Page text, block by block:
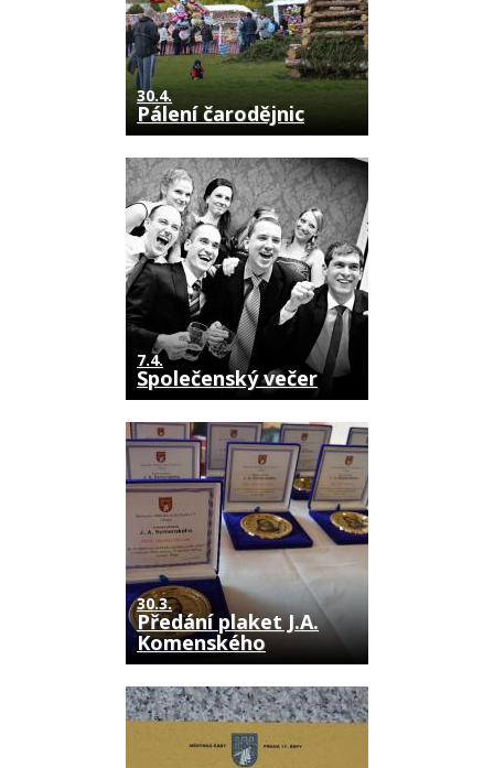
30.4.
Pálení čarodějnic
7.4.
Společenský večer
30.3.
Předání plaket J.A.
Komenského